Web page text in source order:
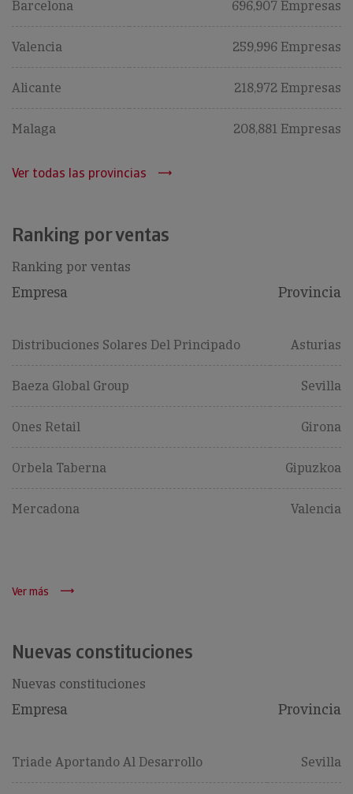
Barcelona 696,907 Empresas
Valencia 259,996 Empresas
Alicante 218,972 Empresas
Malaga 208,881 Empresas
Ver todas las provincias
Ranking por ventas
Ranking por ventas
Empresa Provincia
Distribuciones Solares Del Principado Asturias
Baeza Global Group Sevilla
Ones Retail Girona
Orbela Taberna Gipuzkoa
Mercadona Valencia
Ver más
Nuevas constituciones
Nuevas constituciones
Empresa Provincia
Triade Aportando Al Desarrollo Sevilla